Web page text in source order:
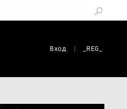
Вход _REG_